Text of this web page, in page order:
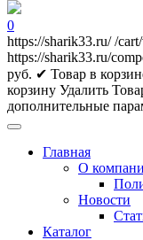
0
https://sharik33.ru/ /
https://sharik33.ru/
руб. ✔ Товар в
корзину Удалить
дополнительные
Главная
О
Новости
Каталог